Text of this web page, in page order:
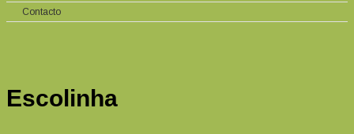
Contacto
Escolinha